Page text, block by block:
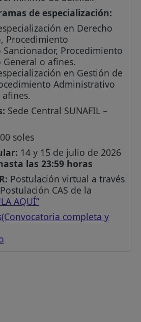
de especialización:
en Derecho
Procedimiento
Procedimiento
o afines.
en Gestión de
Administrativo
Sede Central SUNAFIL –
soles
14 y 15 de julio de 2026
las 23:59 horas
Postulación virtual a través
CAS de la
AQUÍ”
completa y